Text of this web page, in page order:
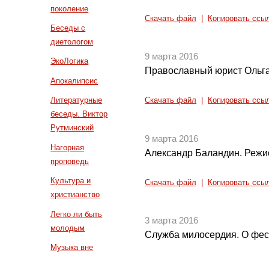
поколение
Беседы с
диетологом
ЭкоЛогика
Апокалипсис
Литературные
беседы. Виктор
Рутминский
Нагорная
проповедь
Культура и
христианство
Легко ли быть
молодым
Музыка вне
Скачать файл Копировать
9 марта 2016
Православный юрист
Скачать файл Копировать
9 марта 2016
Александр Баландин.
Скачать файл Копировать
3 марта 2016
Служба милосердия. О